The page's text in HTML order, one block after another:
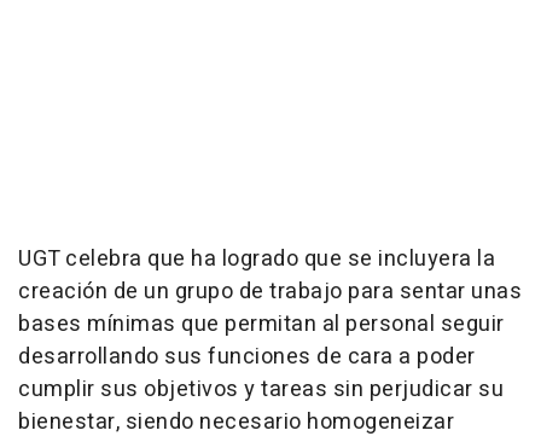
UGT celebra que ha logrado que se incluyera la
creación de un grupo de trabajo para sentar unas
bases mínimas que permitan al personal seguir
desarrollando sus funciones de cara a poder
cumplir sus objetivos y tareas sin perjudicar su
bienestar, siendo necesario homogeneizar